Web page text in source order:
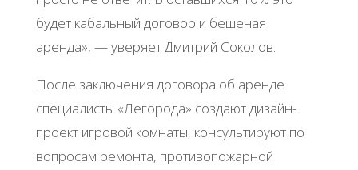
будет кабальный договор и бешеная
аренда», — уверяет Дмитрий Соколов.
После заключения договора об аренде
специалисты «Легорода» создают дизайн-
проект игровой комнаты, консультируют по
вопросам ремонта, противопожарной